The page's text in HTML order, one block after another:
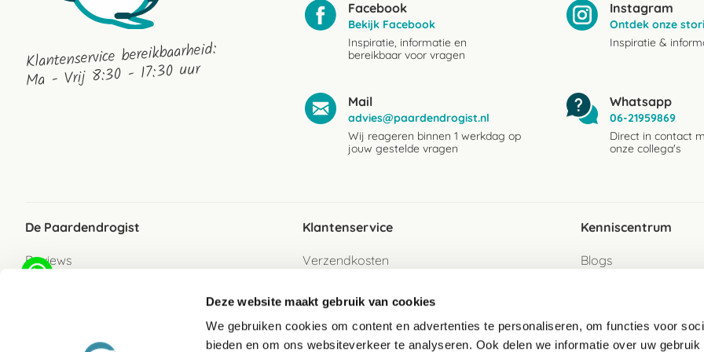
Deze website maakt gebruik van cookies
We gebruiken cookies om content en advertenties te personaliseren, om functies voor
bieden en om ons websiteverkeer te analyseren. Ook delen we informatie over uw gebruik
Klantenservice bereikbaarheid:
Ma - Vrij 8:30 - 17:30 uur
Facebook
Bekijk Facebook
Inspiratie, informatie en
bereikbaar voor vragen
Instagram
Ontdek onze
Inspiratie &
Mail
advies@paardendrogist.nl
Wij reageren binnen 1 werkdag op
jouw gestelde vragen
Whatsapp
06-21959869
Direct in contact
onze collega's
De Paardendrogist
Reviews
Klantenservice
Verzendkosten
Betaalwijzen
Retour
Kenniscentrum
Blogs